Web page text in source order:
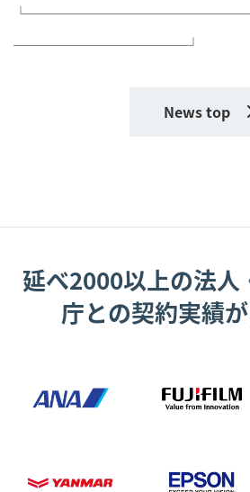
────────────┘
News top
延べ2000以上の法人
庁との契約実績